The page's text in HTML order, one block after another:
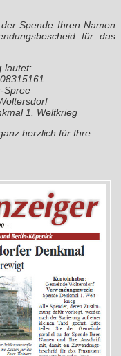
Spende Ihren Namen
für das
lautet:
Spree
1. Weltkrieg
herzlich für Ihre